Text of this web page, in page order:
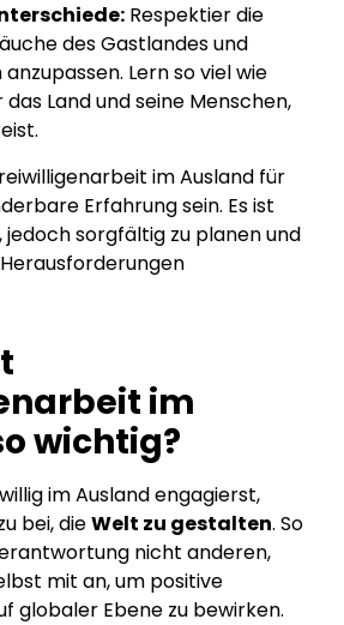
Respektier die
des Gastlandes und
Lern so viel wie
Land und seine Menschen,
im Ausland für
Erfahrung sein. Es ist
sorgfältig zu planen und
im
wichtig?
im Ausland engagierst,
bei, dieWelt zu gestalten. So
nicht anderen,
mit an, um positive
globaler Ebene zu bewirken.